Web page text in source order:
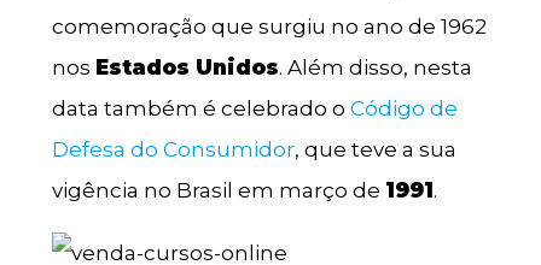
comemoração que surgiu no ano de 1962
nos Estados Unidos. Além disso, nesta
data também é celebrado o Código de
Defesa do Consumidor, que teve a sua
vigência no Brasil em março de 1991 .